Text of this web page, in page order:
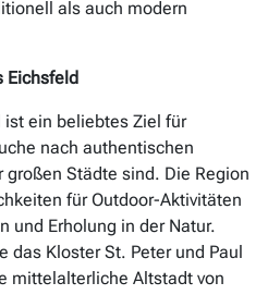
als auch modern
Eichsfeld
ist ein beliebtes Ziel für
nach authentischen
großen Städte sind. Die Region
für Outdoor-Aktivitäten
und Erholung in der Natur.
das Kloster St. Peter und Paul
mittelalterliche Altstadt von